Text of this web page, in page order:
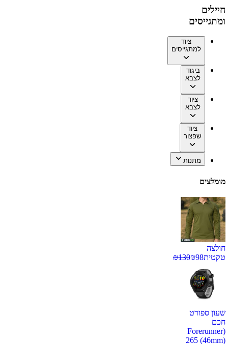
חיילים
ומתגייסים
ציוד
למתגייסים
ביגוד
לצבא
ציוד
לצבא
ציוד
שפצור
מתנות
מומלצים
חולצה
טקטית
₪98
₪130
שעון ספורט
חכם
(Forerunner
265 (46mm)